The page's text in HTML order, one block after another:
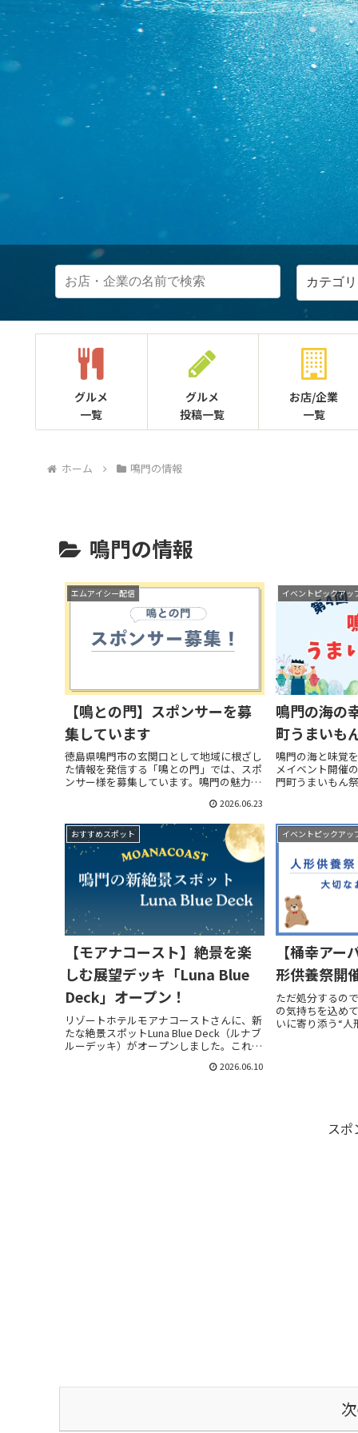
グルメ
一覧
グルメ
投稿一覧
お店/企業
一覧
ホーム 鳴門の情報
鳴門の情報
エムアイシー配信
【鳴との門】スポンサーを募
集しています
徳島県鳴門市の玄関口として地域に根ざし
た情報を発信する「鳴との門」では、スポ
ンサー様を募集しています。鳴門の魅力を
営しているサイトです。地域のお店・企業
の皆さまと一緒に、鳴門をもっと盛り上げ
ていけたらと...
2026.06.23
イベントピックアッ
鳴門の海の
町うまいも
鳴門の海と味覚
メイベント開催
門町うまいもん
車場小雨決行イ
計量大会 ⇒ 重
おすすめスポット
【モアナコースト】絶景を楽
しむ展望デッキ「Luna Blue
Deck」オープン！
リゾートホテルモアナコーストさんに、新
たな絶景スポットLuna Blue Deck（ルナブ
ルーデッキ）がオープンしました。これま
きた屋上スペースを改装し、ランチやディ
2026.06.10
イベントピックアッ
【桶幸ア
形供養祭開
ただ処分するの
の気持ちを込め
いに寄り添う“
かり期間も設け
スポ